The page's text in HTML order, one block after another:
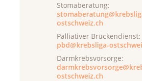
Stomaberatung:
ostschweiz.ch
Palliativer Brückendienst:
pbd@krebsliga-
Darmkrebsvorsorge:
ostschweiz.ch